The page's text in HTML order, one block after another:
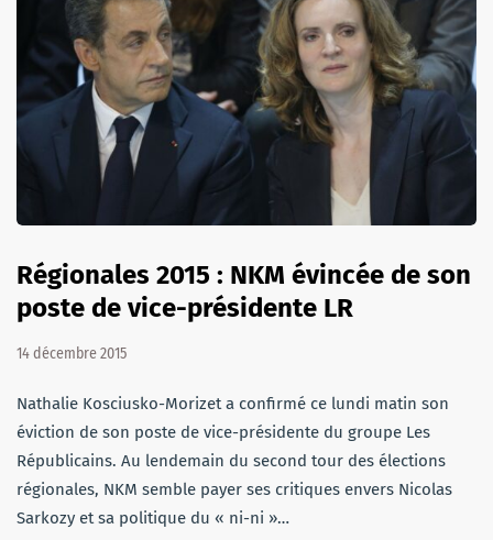
Régionales 2015 : NKM évincée de son
poste de vice-présidente LR
14 décembre 2015
Nathalie Kosciusko-Morizet a confirmé ce lundi matin son
éviction de son poste de vice-présidente du groupe Les
Républicains. Au lendemain du second tour des élections
régionales, NKM semble payer ses critiques envers Nicolas
Sarkozy et sa politique du « ni-ni »…